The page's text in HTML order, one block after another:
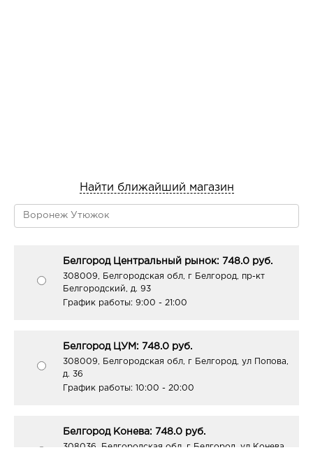
Найти ближайший магазин
Белгород Центральный рынок: 748.0 руб.
308009, Белгородская обл, г Белгород, пр-кт
Белгородский, д. 93
График работы: 9:00 - 21:00
Белгород ЦУМ: 748.0 руб.
308009, Белгородская обл, г Белгород, ул Попова,
д. 36
График работы: 10:00 - 20:00
Белгород Конева: 748.0 руб.
308036, Белгородская обл, г Белгород, ул Конева,